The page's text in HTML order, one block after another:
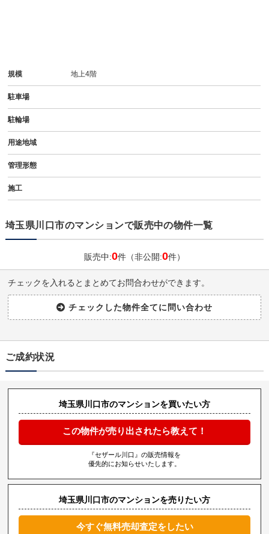
規模 地上4階
駐車場
駐輪場
用途地域
管理形態
施工
埼玉県川口市のマンションで販売中の物件一覧
販売中:0件（非公開:0件）
チェックを入れるとまとめてお問合わせができます。
ご成約状況
埼玉県川口市のマンションを買いたい方
この物件が売り出されたら教えて！
『セザール川口』の販売情報を
優先的にお知らせいたします。
埼玉県川口市のマンションを売りたい方
今すぐ無料売却査定をしたい